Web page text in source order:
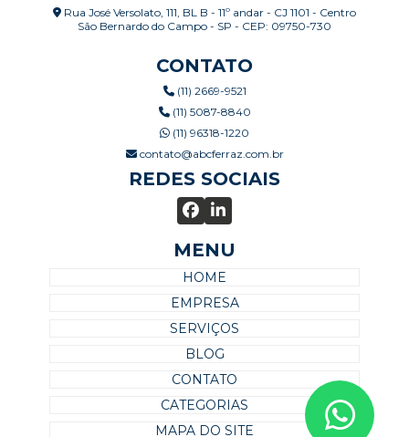
Rua José Versolato, 111, BL B - 11º andar - CJ 1101 - Centro
São Bernardo do Campo - SP - CEP: 09750-730
CONTATO
(11) 2669-9521
(11) 5087-8840
(11) 96318-1220
contato@abcferraz.com.br
REDES SOCIAIS
MENU
HOME
EMPRESA
SERVIÇOS
BLOG
CONTATO
CATEGORIAS
MAPA DO SITE